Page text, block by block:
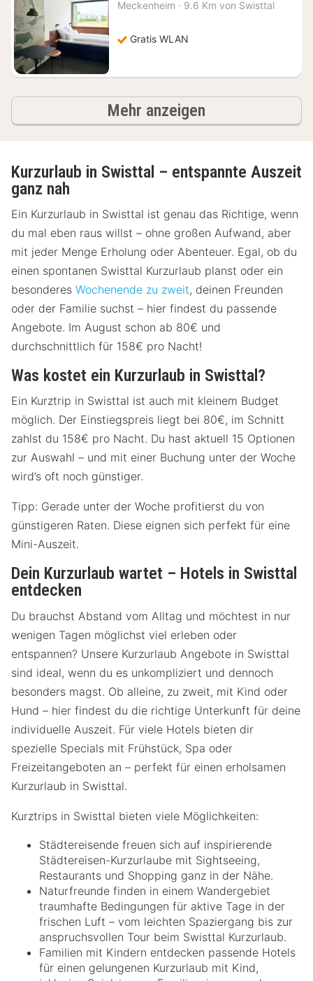
Meckenheim · 9.6 Km von Swisttal
Gratis WLAN
Mehr anzeigen
Kurzurlaub in Swisttal – entspannte Auszeit
ganz nah
Ein Kurzurlaub in Swisttal ist genau das Richtige, wenn
du mal eben raus willst – ohne großen Aufwand, aber
mit jeder Menge Erholung oder Abenteuer. Egal, ob du
einen spontanen Swisttal Kurzurlaub planst oder ein
besonderes Wochenende zu zweit, deinen Freunden
oder der Familie suchst – hier findest du passende
Angebote. Im August schon ab 80€ und
durchschnittlich für 158€ pro Nacht!
Was kostet ein Kurzurlaub in Swisttal?
Ein Kurztrip in Swisttal ist auch mit kleinem Budget
möglich. Der Einstiegspreis liegt bei 80€, im Schnitt
zahlst du 158€ pro Nacht. Du hast aktuell 15 Optionen
zur Auswahl – und mit einer Buchung unter der Woche
wird’s oft noch günstiger.
Tipp: Gerade unter der Woche profitierst du von
günstigeren Raten. Diese eignen sich perfekt für eine
Mini-Auszeit.
Dein Kurzurlaub wartet – Hotels in Swisttal
entdecken
Du brauchst Abstand vom Alltag und möchtest in nur
wenigen Tagen möglichst viel erleben oder
entspannen? Unsere Kurzurlaub Angebote in Swisttal
sind ideal, wenn du es unkompliziert und dennoch
besonders magst. Ob alleine, zu zweit, mit Kind oder
Hund – hier findest du die richtige Unterkunft für deine
individuelle Auszeit. Für viele Hotels bieten dir
spezielle Specials mit Frühstück, Spa oder
Freizeitangeboten an – perfekt für einen erholsamen
Kurzurlaub in Swisttal.
Kurztrips in Swisttal bieten viele Möglichkeiten:
Städtereisende freuen sich auf inspirierende
Städtereisen-Kurzurlaube mit Sightseeing,
Restaurants und Shopping ganz in der Nähe.
Naturfreunde finden in einem Wandergebiet
traumhafte Bedingungen für aktive Tage in der
frischen Luft – vom leichten Spaziergang bis zur
anspruchsvollen Tour beim Swisttal Kurzurlaub.
Familien mit Kindern entdecken passende Hotels
für einen gelungenen Kurzurlaub mit Kind,